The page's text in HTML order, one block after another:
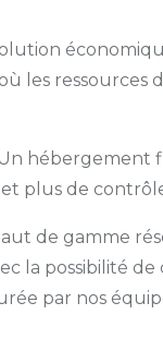
les ressources
hébergement
plus de
de gamme
la possibilité de
par nos